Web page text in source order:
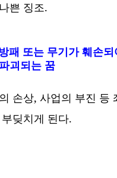
쁜 징조.
패 또는 무기가 훼손되
괴되는 꿈
손상, 사업의 부진 등
딪치게 된다.